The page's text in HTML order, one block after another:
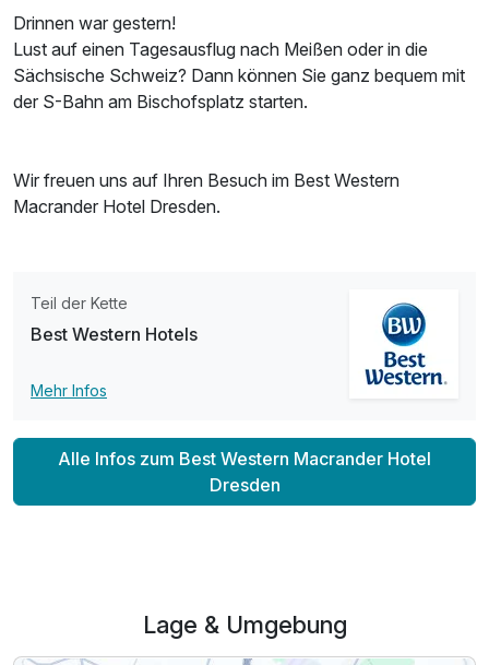
p.P. ab
Drinnen war gestern!
Lust auf einen Tagesausflug nach Meißen oder in die
Sächsische Schweiz? Dann können Sie ganz bequem mit
der S-Bahn am Bischofsplatz starten.
Wir freuen uns auf Ihren Besuch im Best Western
Macrander Hotel Dresden.
Teil der Kette
Best Western Hotels
Mehr Infos
Alle Infos zum Best Western Macrander Hotel
Dresden
Lage & Umgebung